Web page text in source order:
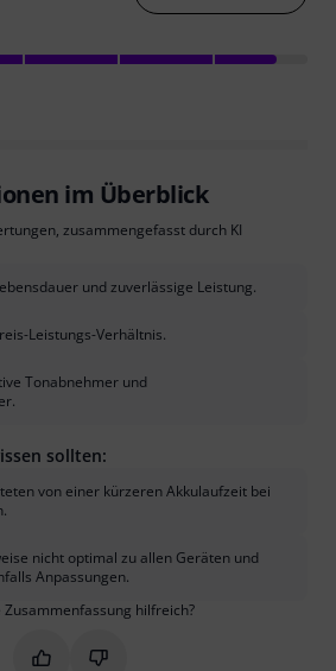
im Überblick
zusammengefasst durch KI
und zuverlässige Leistung.
Leistungs-Verhältnis.
Tonabnehmer und
sollten:
von einer kürzeren Akkulaufzeit bei
nicht optimal zu allen Geräten und
Anpassungen.
Zusammenfassung hilfreich?
Markieren Sie diese
Markieren Sie diese